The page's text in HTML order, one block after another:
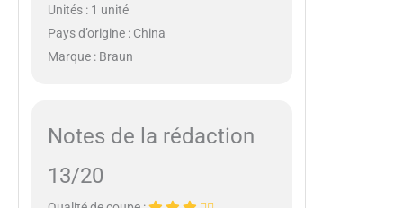
Unités : 1 unité
Pays d’origine : China
Marque : Braun
Notes de la rédaction
13/20